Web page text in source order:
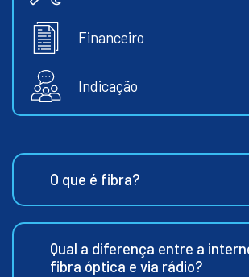
Financeiro
Indicação
O que é fibra?
Qual a diferença entre a
fibra óptica e via rádio?